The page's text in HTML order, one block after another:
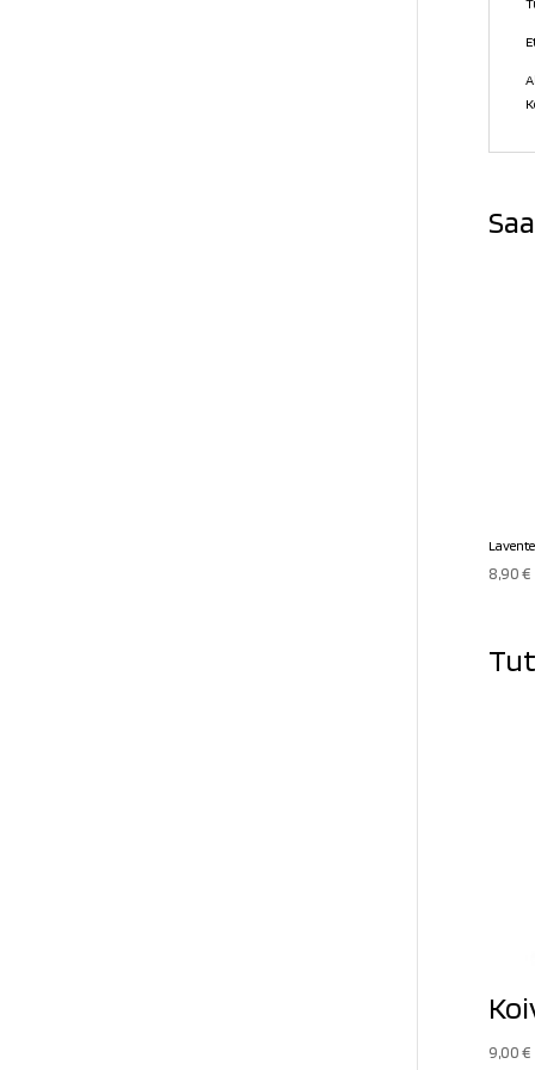
8,90€
9,00€